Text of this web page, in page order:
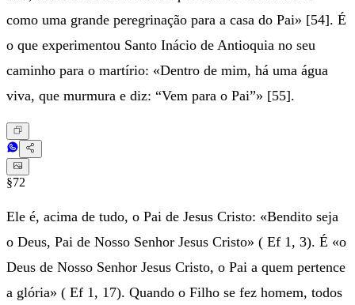
como uma grande peregrinação para a casa do Pai» [54]. É
o que experimentou Santo Inácio de Antioquia no seu
caminho para o martírio: «Dentro de mim, há uma água
viva, que murmura e diz: “Vem para o Pai”» [55].
§72
Ele é, acima de tudo, o Pai de Jesus Cristo: «Bendito seja
o Deus, Pai de Nosso Senhor Jesus Cristo» ( Ef 1, 3). É «o
Deus de Nosso Senhor Jesus Cristo, o Pai a quem pertence
a glória» ( Ef 1, 17). Quando o Filho se fez homem, todos